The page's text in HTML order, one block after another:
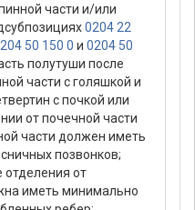
части и/или
0204 22
50 150 0 и 0204 50
полутуши после
части с голяшкой и
с почкой или
от почечной части
части должен иметь
позвонков;
отделения от
иметь минимально